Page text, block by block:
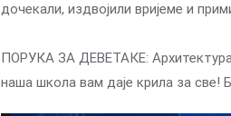
дочекали, издвојили вријеме и
ПОРУКА ЗА ДЕВЕТАКЕ: Архитектура,
наша школа вам даје крила за све!